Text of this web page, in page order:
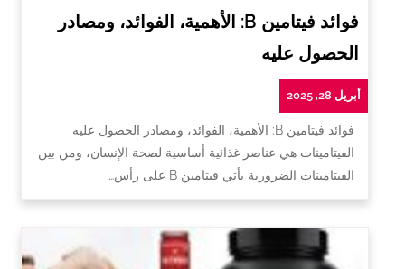
فوائد فيتامين B: الأهمية، الفوائد، ومصادر
الحصول عليه
أبريل 28, 2025
فوائد فيتامين B: الأهمية، الفوائد، ومصادر الحصول عليه
الفيتامينات هي عناصر غذائية أساسية لصحة الإنسان، ومن بين
الفيتامينات الضرورية يأتي فيتامين B على رأس…